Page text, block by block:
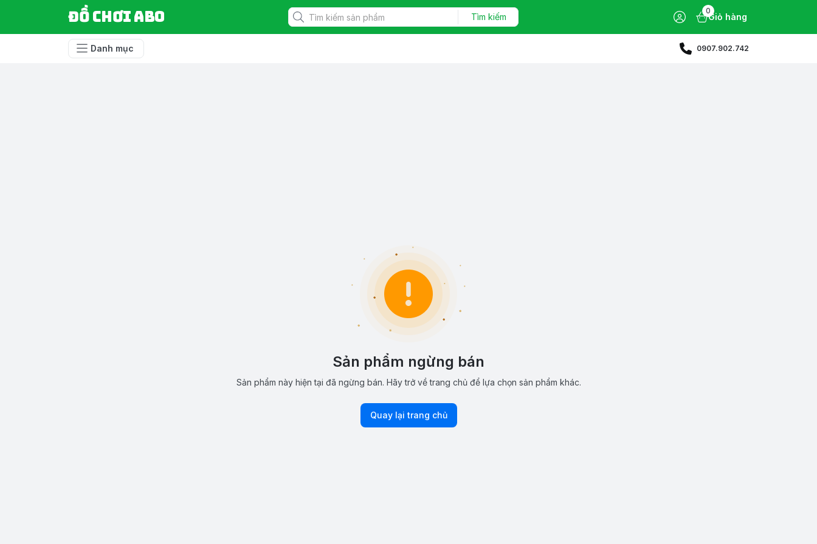
Đồ chơi ABO Tìm kiếm
0
Giỏ hàng
Danh mục 0907.902.742
Sản phẩm ngừng bán
Sản phẩm này hiện tại đã ngừng bán. Hãy trở về trang chủ để lựa chọn sản phẩm khác.
Quay lại trang chủ